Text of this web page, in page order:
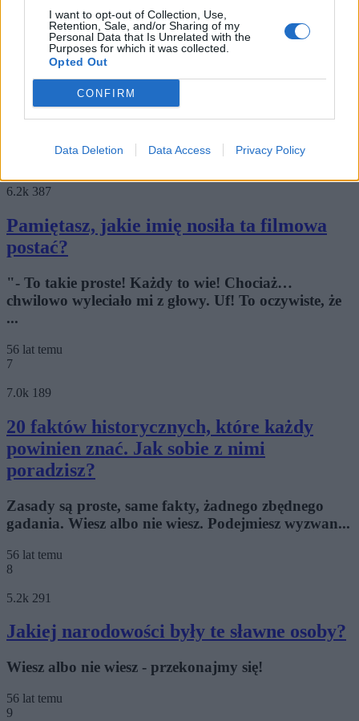
I want to opt-out of Collection, Use,
Retention, Sale, and/or Sharing of my
Personal Data that Is Unrelated with the
Purposes for which it was collected.
Opted Out
CONFIRM
Data Deletion Data Access Privacy Policy
260
Czy wiesz więcej niż statystyczny
Europejczyk?
Oto pytania, z którymi większość mieszkańców
Europy źle sobie radzi. Czy Ty także zaliczasz się...
56 lat temu
6.2k 387
Pamiętasz, jakie imię nosiła ta filmowa
postać?
"- To takie proste! Każdy to wie! Chociaż…
chwilowo wyleciało mi z głowy. Uf! To oczywiste, że
...
56 lat temu
7
7.0k 189
20 faktów historycznych, które każdy
powinien znać. Jak sobie z nimi
poradzisz?
Zasady są proste, same fakty, żadnego zbędnego
gadania. Wiesz albo nie wiesz. Podejmiesz wyzwan...
56 lat temu
8
5.2k 291
Jakiej narodowości były te sławne osoby?
Wiesz albo nie wiesz - przekonajmy się!
56 lat temu
9